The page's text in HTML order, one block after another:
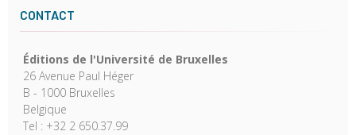
CONTACT
Éditions de l'Université de Bruxelles
26 Avenue Paul Héger
B - 1000 Bruxelles
Belgique
Tel : +32 2 650.37.99